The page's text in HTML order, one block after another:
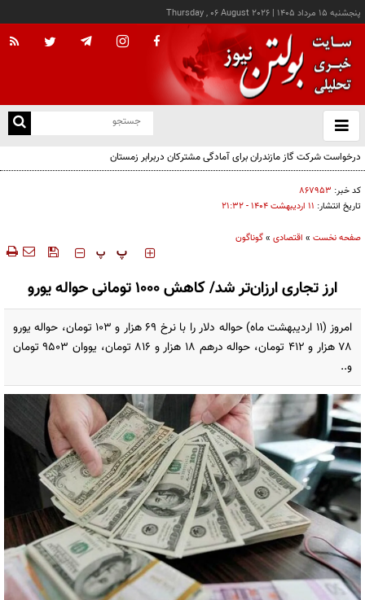
پنجشنبه ۱۵ مرداد ۱۴۰۵ |
Thursday , 06 August 2026
باز
و
کد خبر: ۸۶۷۹۵۳
تاریخ انتشار: ۱۱ ارديبهشت ۱۴۰۴ - ۲۱:۳۲
صفحه نخست » اقتصادی »گوناگون
‍‍‍ پ پ
ارز تجاری ارزان‌تر شد/ کاهش ۱۰۰۰ تومانی حواله یورو
امروز (۱۱ اردیبهشت ماه) حواله دلار را با نرخ ۶۹ هزار و ۱۰۳ تومان، حواله یورو
۷۸ هزار و ۴۱۲ تومان، حواله درهم ۱۸ هزار و ۸۱۶ تومان، یووان ۹۵۰۳ تومان
و..